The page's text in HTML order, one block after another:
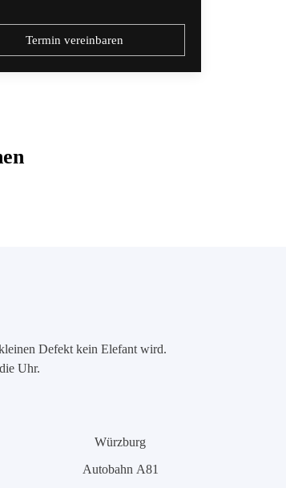
Termin vereinbaren
Defekt kein Elefant wird.
Uhr.
Würzburg
Autobahn A81